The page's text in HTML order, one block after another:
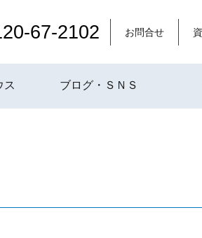
67-2102 お問合せ
ス ブログ・ＳＮＳ